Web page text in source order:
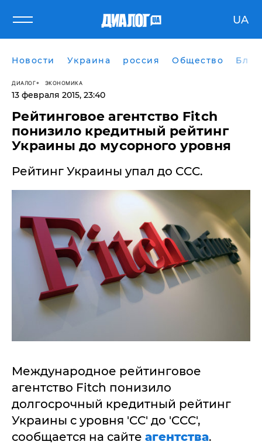
UA
Новости Украина россия Общество
ДИАЛОГ ЭКОНОМИКА
13 февраля 2015, 23:40
Рейтинговое агентство Fitch
понизило кредитный рейтинг
Украины до мусорного уровня
Рейтинг Украины упал до CCC.
Международное рейтинговое
агентство Fitch понизило
долгосрочный кредитный рейтинг
Украины с уровня 'CC' до 'CCC',
сообщается на сайте агентства.